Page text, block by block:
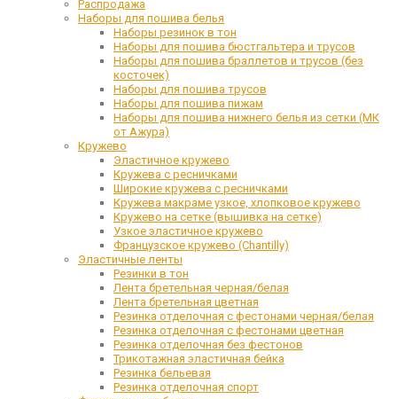
Распродажа
Наборы для пошива белья
Наборы резинок в тон
Наборы для пошива бюстгальтера и трусов
Наборы для пошива браллетов и трусов (без
косточек)
Наборы для пошива трусов
Наборы для пошива пижам
Наборы для пошива нижнего белья из сетки (МК
от Ажура)
Кружево
Эластичное кружево
Кружева с ресничками
Широкие кружева с ресничками
Кружева макраме узкое, хлопковое кружево
Кружево на сетке (вышивка на сетке)
Узкое эластичное кружево
Французское кружево (Chantilly)
Эластичные ленты
Резинки в тон
Лента бретельная черная/белая
Лента бретельная цветная
Резинка отделочная с фестонами черная/белая
Резинка отделочная с фестонами цветная
Резинка отделочная без фестонов
Трикотажная эластичная бейка
Резинка бельевая
Резинка отделочная спорт